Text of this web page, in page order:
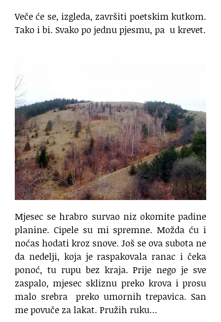
Veče će se, izgleda, završiti poetskim kutkom.
Tako i bi. Svako po jednu pjesmu, pa u krevet.
Mjesec se hrabro survao niz okomite padine
planine. Cipele su mi spremne. Možda ću i
noćas hodati kroz snove. Još se ova subota ne
da nedelji, koja je raspakovala ranac i čeka
ponoć, tu rupu bez kraja. Prije nego je sve
zaspalo, mjesec skliznu preko krova i prosu
malo srebra
preko umornih trepavica. San
me povuče za lakat. Pružih ruku…